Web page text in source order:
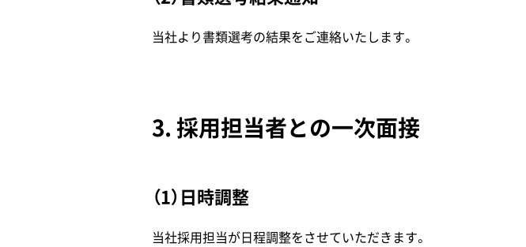
当社より書類選考の結果をご連絡いたします。
3. 採用担当者との一次面接
（1）日時調整
当社採用担当が日程調整をさせていただきます。